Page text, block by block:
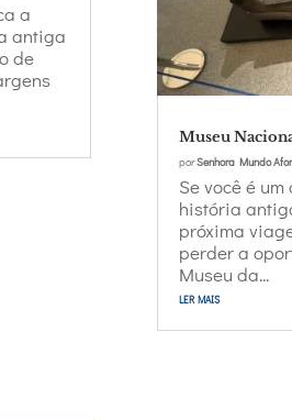
a
antiga
de
Museu
porSenhora Mundo
Se você é
história
próxima
perder a
Museu da...
ler mais